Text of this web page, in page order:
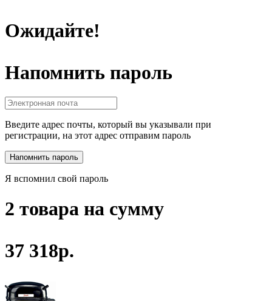
Ожидайте!
Напомнить пароль
Введите адрес почты, который вы указывали при
регистрации, на этот адрес отправим пароль
Я вспомнил свой пароль
2 товара на сумму
37 318р.